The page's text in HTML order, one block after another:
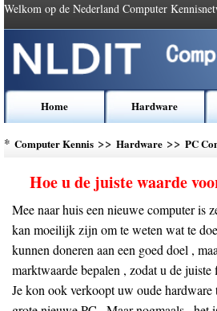
Welkom op de Nederland Computer
Home Hardware
* Computer Kennis >> Hardware >> PC
Hoe u de juiste waarde
Mee naar huis een nieuwe computer is
kan moeilijk zijn om te weten wat te
kunnen doneren aan een goed doel ,
marktwaarde bepalen , zodat u de juiste
Je kon ook verkoopt uw ​​oude hardware